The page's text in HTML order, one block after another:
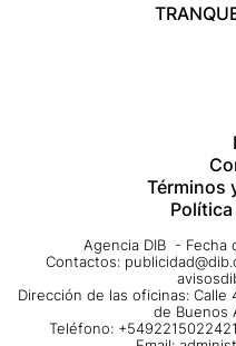
Términos
Agencia DIB - Fecha
Contactos:
Dirección de las oficinas: Calle
de Buenos
Teléfono: